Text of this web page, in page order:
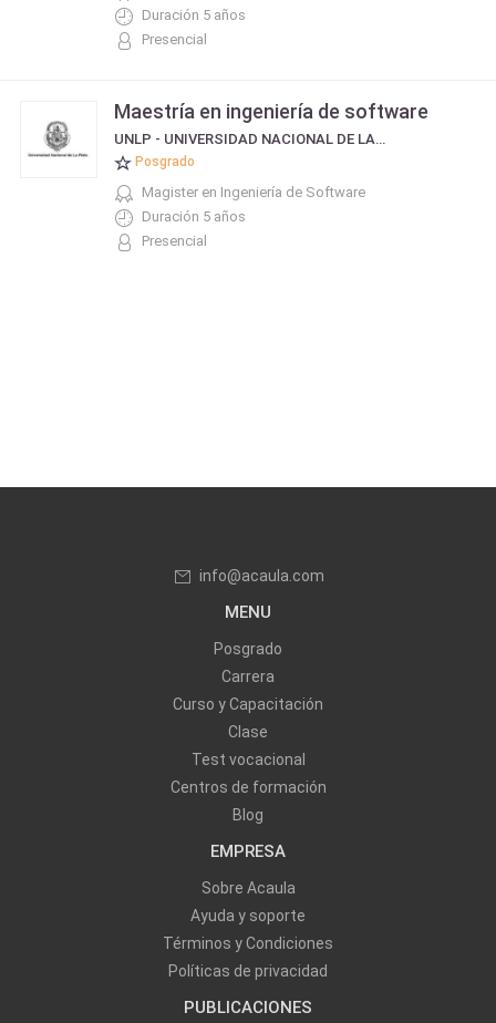
Duración 5 años
Presencial
Maestría en ingeniería de software
UNLP - UNIVERSIDAD NACIONAL DE LA PLATA
Posgrado
Magister en Ingeniería de Software
Duración 5 años
Presencial
info@acaula.com
MENU
Posgrado
Carrera
Curso y Capacitación
Clase
Test vocacional
Centros de formación
Blog
EMPRESA
Sobre Acaula
Ayuda y soporte
Términos y Condiciones
Políticas de privacidad
PUBLICACIONES